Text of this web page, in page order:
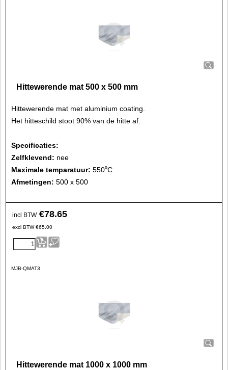
Hittewerende mat 500 x 500 mm
Hittewerende mat met aluminium coating.
Het hitteschild stoot 90% van de hitte af.
Specificaties:
Zelfklevend: nee
Maximale temparatuur: 550⁰C.
Afmetingen: 500 x 500
incl BTW €78.65
excl BTW €65.00
MJB-QMAT3
Hittewerende mat 1000 x 1000 mm